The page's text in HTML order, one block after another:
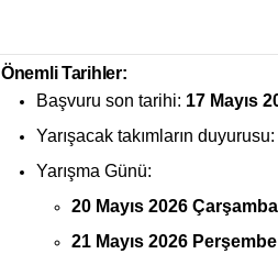
Önemli Tarihler:
Başvuru son tarihi: 17 Mayıs
Yarışacak takımların duyurusu:
Yarışma Günü:
20 Mayıs 2026
21 Mayıs 2026